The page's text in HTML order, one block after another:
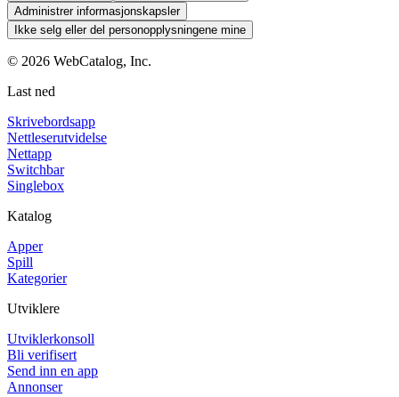
Administrer informasjonskapsler
Ikke selg eller del personopplysningene mine
© 2026 WebCatalog, Inc.
Last ned
Skrivebordsapp
Nettleserutvidelse
Nettapp
Switchbar
Singlebox
Katalog
Apper
Spill
Kategorier
Utviklere
Utviklerkonsoll
Bli verifisert
Send inn en app
Annonser